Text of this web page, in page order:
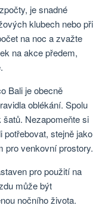
je snadné
klubech nebo při
na noc a zvažte
na akce předem,
Bali je obecně
oblékání. Spolu
Nezapomeňte si
stejně jako
pro venkovní prostory.
pro použití na
může být
nočního života.